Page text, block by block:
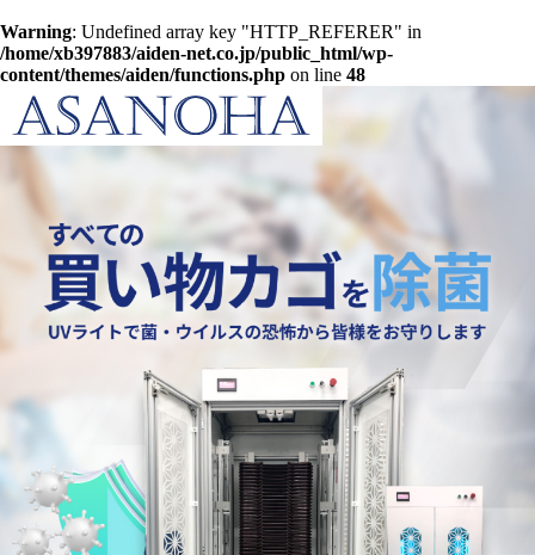
Warning : Undefined array key "HTTP_REFERER" in
/home/xb397883/aiden-net.co.jp/public_html/wp-
content/themes/aiden/functions.php on line 48